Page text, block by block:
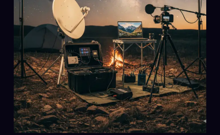
Sewa Starlink untuk Event Outdoor
Koneksi Starlink stabil untuk event outdoor, mendukung
live streaming dan sistem digital tanpa gangguan.